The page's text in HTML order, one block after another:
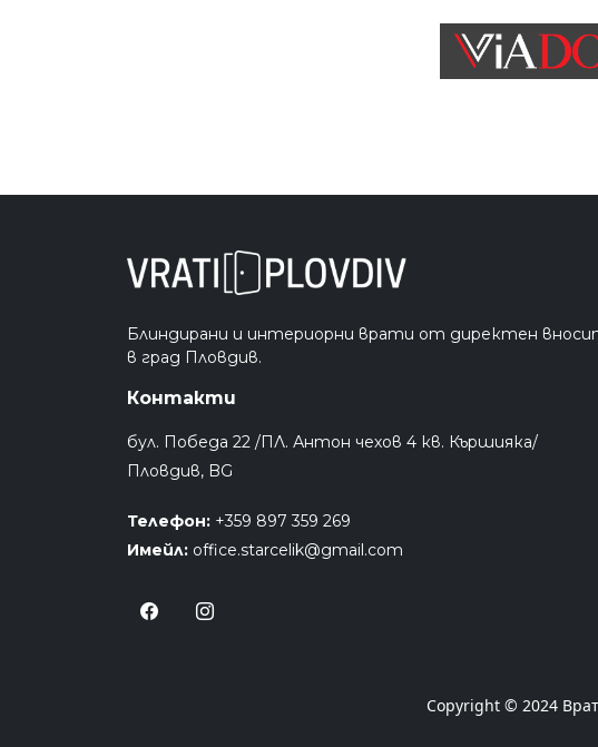
Блиндирани и интериорни врати от директен
в град Пловдив.
Контакти
бул. Победа 22 /ПЛ. Антон чехов 4 кв. Кършияка/
Пловдив, BG
Телефон: +359 897 359 269
Имейл: office.starcelik@gmail.com
Copyright © 2024